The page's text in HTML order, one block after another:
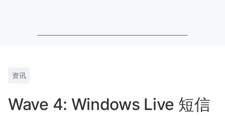
资讯
Wave 4: Windows Live 短信